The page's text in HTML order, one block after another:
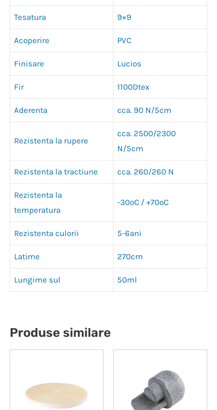
Tesatura 9×9
Acoperire PVC
Finisare Lucios
Fir 1100Dtex
Aderenta cca. 90 N/5cm
Rezistenta la rupere
cca. 2500/2300
N/5cm
Rezistenta la tractiune cca. 260/260 N
Rezistenta la
temperatura
-30ºC / +70ºC
Rezistenta culorii 5-6ani
Latime 270cm
Lungime sul 50ml
Produse similare